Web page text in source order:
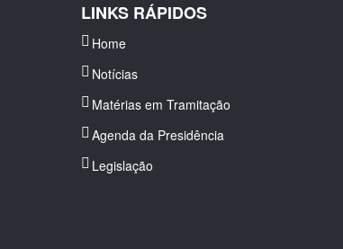
LINKS RÁPIDOS
Home
Notícias
Matérias em Tramitação
Agenda da Presidência
Legislação